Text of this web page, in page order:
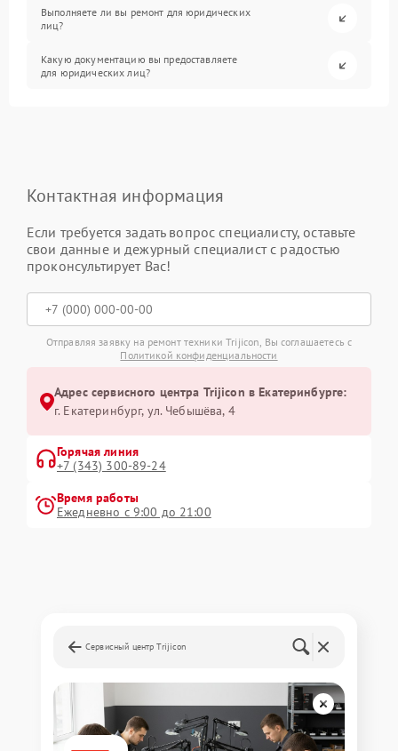
Выполняете ли вы ремонт для юридических
лиц?
Какую документацию вы предоставляете
для юридических лиц?
Контактная информация
Если требуется задать вопрос специалисту, оставьте
свои данные и дежурный специалист с радостью
проконсультирует Вас!
Отправляя заявку на ремонт техники Trijicon, Вы соглашаетесь с
Политикой конфиденциальности
Адрес сервисного центра Trijicon в Екатеринбурге:
г. Екатеринбург, ул. Чебышёва, 4
Горячая линия
+7 (343) 300-89-24
Время работы
Ежедневно с 9:00 до 21:00
Сервисный центр Trijicon